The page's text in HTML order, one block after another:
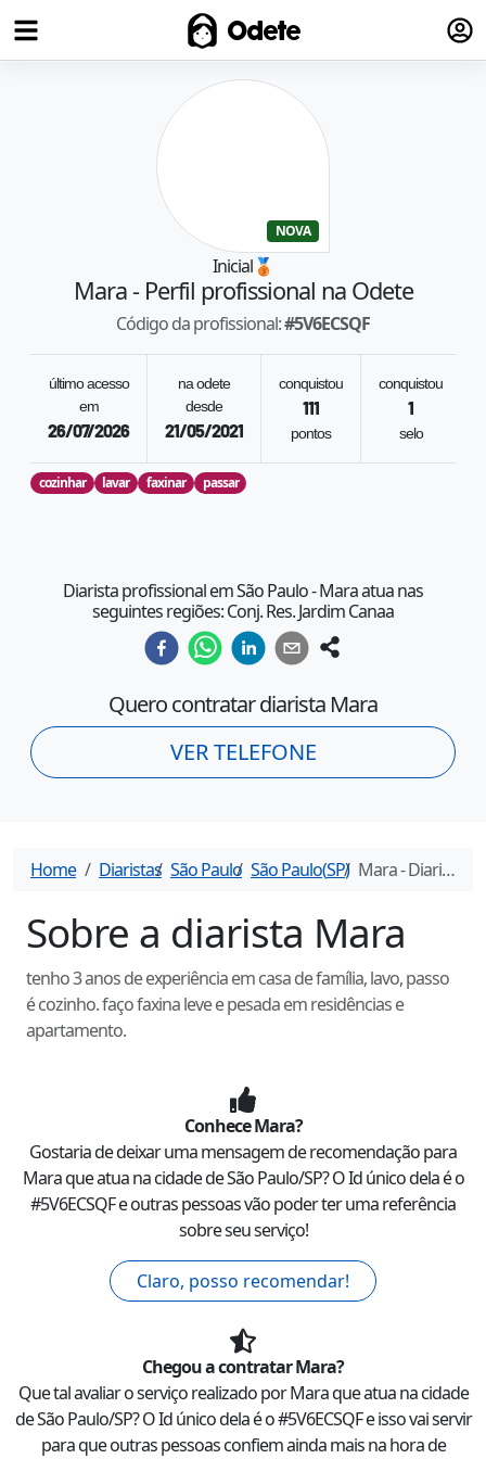
Odete
NOVA
Inicial🥉
Mara- Perfil profissional na Odete
Código da profissional:#5V6ECSQF
último acesso
em
26/07/2026
na odete
desde
21/05/2021
conquistou
111
pontos
conquistou
1
selo
cozinhar lavar faxinar passar
Diarista profissional em São Paulo - Mara atua nas
seguintes regiões: Conj. Res. Jardim Canaa
Quero contratar diarista Mara
VER TELEFONE
Home Diaristas São Paulo São Paulo(SP) Mara- Diarista em
Sobre a diarista Mara
tenho 3 anos de experiência em casa de família, lavo, passo
é cozinho. faço faxina leve e pesada em residências e
apartamento.
ConheceMara?
Gostaria de deixar uma mensagem de recomendação para
Maraque atua na cidade deSão Paulo/SP? O Id único dela é o
#5V6ECSQFe outras pessoas vão poder ter uma referência
sobre seu serviço!
Claro, posso recomendar!
Chegou a contratarMara?
Que tal avaliar o serviço realizado porMaraque atua na cidade
deSão Paulo/SP? O Id único dela é o #5V6ECSQFe isso vai servir
para que outras pessoas confiem ainda mais na hora de